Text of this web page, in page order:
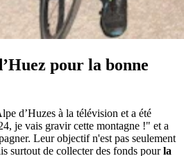
pour la bonne
d’Huzes à la télévision et a été
je vais gravir cette montagne !" et a
Leur objectif n'est pas seulement
surtout de collecter des fonds pourla